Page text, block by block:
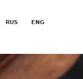
RUS ENG